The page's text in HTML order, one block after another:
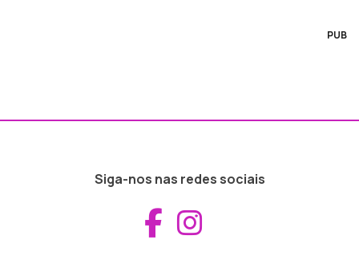
PUB
Siga-nos nas redes sociais
Aceder ao